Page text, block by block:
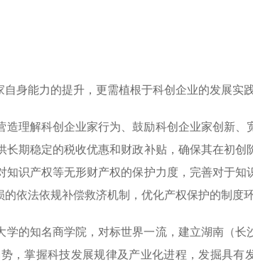
身能力的提升，更需植根于科创企业的发展实践
理解科创企业家行为、鼓励科创企业家创新、
期稳定的税收优惠和财政补贴，确保其在初创
识产权等无形财产权的保护力度，完善对于知
依法依规补偿救济机制，优化产权保护的制度环
的知名商学院，对标世界一流，建立湖南（长
，掌握科技发展规律及产业化进程，发掘具有